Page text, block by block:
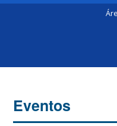
Eventos
4:00